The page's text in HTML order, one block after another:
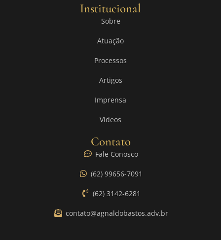
Institucional
Sobre
Atuação
Processos
Artigos
Imprensa
Vídeos
Contato
Fale Conosco
(62) 99656-7091
(62) 3142-6281
contato@agnaldobastos.adv.br